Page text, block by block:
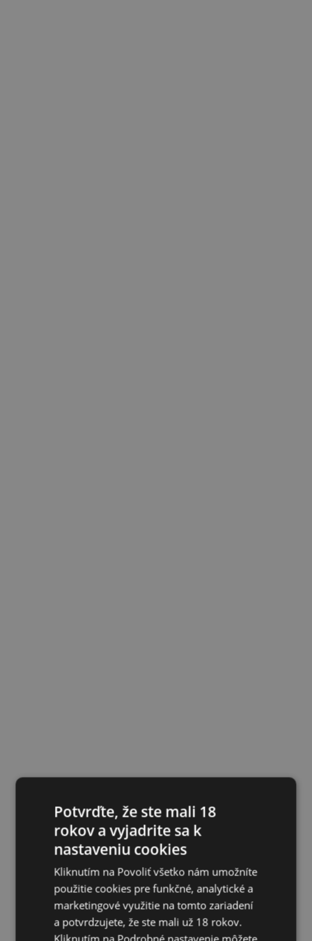
Potvrďte, že ste mali 18
rokov a vyjadrite sa k
nastaveniu cookies
Kliknutím na Povoliť všetko nám umožníte
použitie cookies pre funkčné, analytické a
marketingové využitie na tomto zariadení
a potvrdzujete, že ste mali už 18 rokov.